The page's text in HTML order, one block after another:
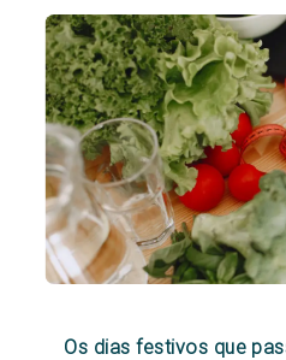
Os dias festivos que